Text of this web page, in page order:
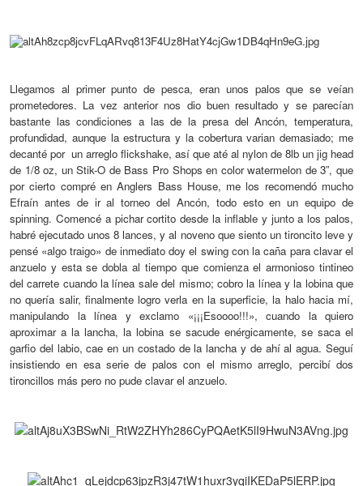
Llegamos al primer punto de pesca, eran unos palos que se veían
prometedores. La vez anterior nos dio buen resultado y se parecían
bastante las condiciones a las de la presa del Ancón, temperatura,
profundidad, aunque la estructura y la cobertura varian demasiado; me
decanté por un arreglo flickshake, así que até al nylon de 8lb un jig head
de 1/8 oz, un Stik-O de Bass Pro Shops en color watermelon de 3”, que
por cierto compré en Anglers Bass House, me los recomendó mucho
Efraín antes de ir al torneo del Ancón, todo esto en un equipo de
spinning. Comencé a pichar cortito desde la inflable y junto a los palos,
habréejecutado unos 8 lances, y al noveno que siento un tironcito leve y
pensé «algo traigo» de inmediato doyel swing conla caña para clavar el
anzuelo y esta se dobla al tiempo que comienza el armonioso tintineo
del carrete cuando la línea sale del mismo; cobro la línea y la lobina que
no quería salir, finalmente logro verla en la superficie, la halo hacia mí,
manipulando la línea y exclamo «¡¡¡Esoooo!!!», cuando la quiero
aproximar a la lancha, la lobina se sacude enérgicamente, se saca el
garfio del labio, cae en un costado de la lancha y de ahí al agua. Seguí
insistiendo en esa serie de palos con el mismo arreglo, percibí dos
tironcillos más pero no pude clavar el anzuelo.